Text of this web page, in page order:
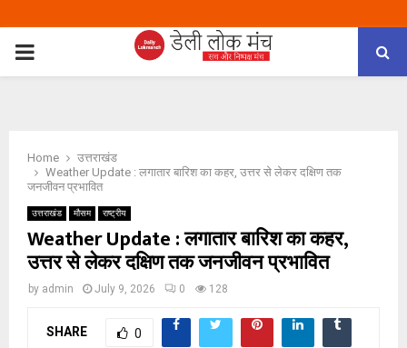
PRIMARY
Home
उत्तराखंड
Weather Update : लगातार बारिश का कहर, उत्तर से लेकर दक्षिण तक
जनजीवन प्रभावित
उत्तराखंड मौसम राष्ट्रीय
Weather Update : लगातार बारिश का कहर,
उत्तर से लेकर दक्षिण तक जनजीवन प्रभावित
by admin July 9, 2026 0 128
SHARE 0